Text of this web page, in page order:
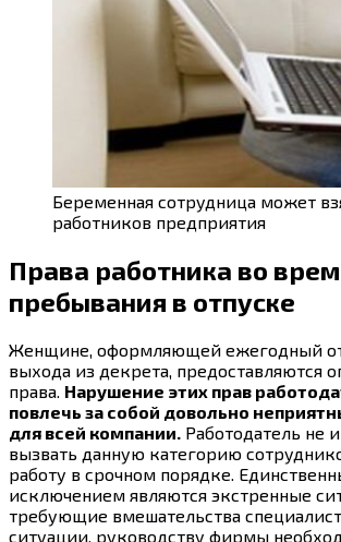
Беременная сотрудница может
работников предприятия
Права работника во
пребывания в отпуске
Женщине, оформляющей ежегодный
выхода из декрета, предоставляются
права. Нарушение этих прав
повлечь за собой довольно
для всей компании. Работодатель не
вызвать данную категорию
работу в срочном порядке.
исключением являются экстренные
требующие вмешательства
ситуации, руководству фирмы